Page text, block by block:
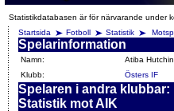
Statistikdatabasen är för närvarande under
Startsida
Fotboll Statistik
Spelarinformation
Namn:
Atiba
Klubb:
Östers IF
Spelaren i andra klubbar:
Statistik mot AIK